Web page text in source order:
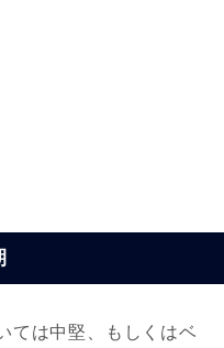
ては中堅、もしくはベ